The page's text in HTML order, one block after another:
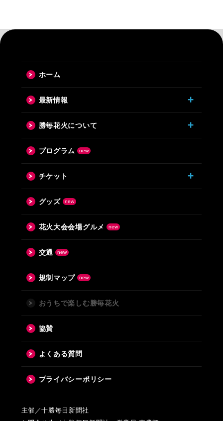
ホーム
最新情報
勝毎花火について
プログラム
チケット
グッズ
花火大会会場グルメ
交通
規制マップ
おうちで楽しむ勝毎花火
協賛
よくある質問
プライバシーポリシー
主催／十勝毎日新聞社